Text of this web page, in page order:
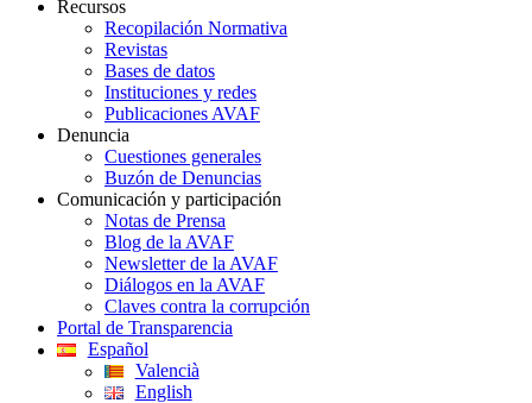
Recursos
Recopilación Normativa
Revistas
Bases de datos
Instituciones y redes
Publicaciones AVAF
Denuncia
Cuestiones generales
Buzón de Denuncias
Comunicación y participación
Notas de Prensa
Blog de la AVAF
Newsletter de la AVAF
Diálogos en la AVAF
Claves contra la corrupción
Portal de Transparencia
Español
Valencià
English